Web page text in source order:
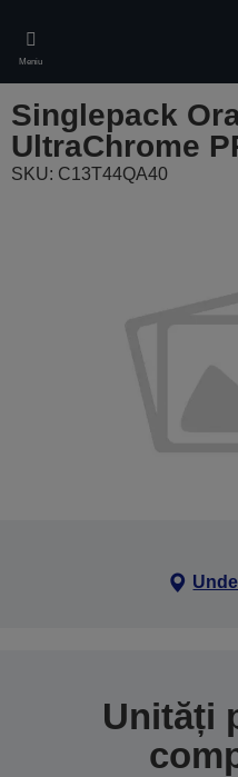
main
content
Meniu
Singlepack
UltraChrome
SKU: C13T44QA40
Unități